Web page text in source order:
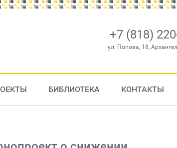
+7 (818)
ул. Попова, 18,
БИБЛИОТЕКА КОНТАКТЫ